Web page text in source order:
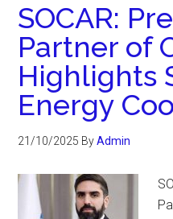
SOCAR:
Partner of
Highlights
Energy
21/10/2025 ByAdmin